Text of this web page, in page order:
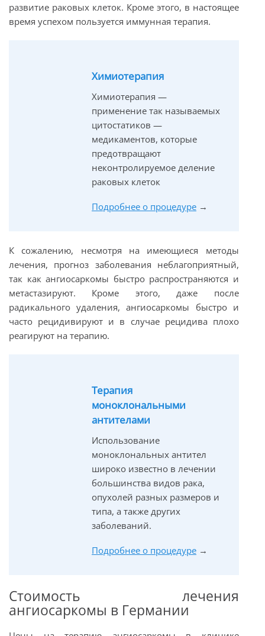
развитие раковых клеток. Кроме этого, в настоящее
время успехом пользуется иммунная терапия.
Химиотерапия
Химиотерапия —
применение так называемых
цитостатиков —
медикаментов, которые
предотвращают
неконтролируемое деление
раковых клеток
Подробнее о процедуре →
К сожалению, несмотря на имеющиеся методы
лечения, прогноз заболевания неблагоприятный,
так как ангиосаркомы быстро распространяются и
метастазируют. Кроме этого, даже после
радикального удаления, ангиосаркомы быстро и
часто рецидивируют и в случае рецидива плохо
реагируют на терапию.
Терапия
моноклональными
антителами
Использование
моноклональных антител
широко известно в лечении
большинства видов рака,
опухолей разных размеров и
типа, а также других
заболеваний.
Подробнее о процедуре →
Стоимость лечения
ангиосаркомы в Германии